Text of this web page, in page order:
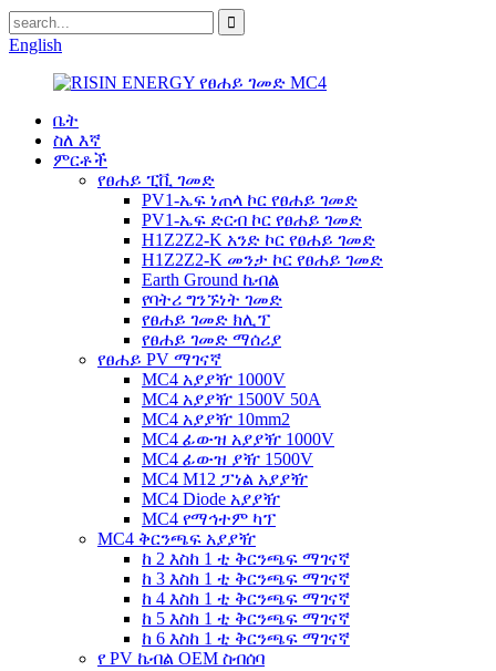
English
ቤት
ስለ እኛ
ምርቶች
የፀሐይ ፒቪ ገመድ
PV1-ኤፍ ነጠላ ኮር የፀሐይ ገመድ
PV1-ኤፍ ድርብ ኮር የፀሐይ ገመድ
H1Z2Z2-K አንድ ኮር የፀሐይ ገመድ
H1Z2Z2-K መንታ ኮር የፀሐይ ገመድ
Earth Ground ኬብል
የባትሪ ግንኙነት ገመድ
የፀሐይ ገመድ ክሊፕ
የፀሐይ ገመድ ማሰሪያ
የፀሐይ PV ማገናኛ
MC4 አያያዥ 1000V
MC4 አያያዥ 1500V 50A
MC4 አያያዥ 10mm2
MC4 ፊውዝ አያያዥ 1000V
MC4 ፊውዝ ያዥ 1500V
MC4 M12 ፓነል አያያዥ
MC4 Diode አያያዥ
MC4 የማኅተም ካፕ
MC4 ቅርንጫፍ አያያዥ
ከ 2 እስከ 1 ቲ ቅርንጫፍ ማገናኛ
ከ 3 እስከ 1 ቲ ቅርንጫፍ ማገናኛ
ከ 4 እስከ 1 ቲ ቅርንጫፍ ማገናኛ
ከ 5 እስከ 1 ቲ ቅርንጫፍ ማገናኛ
ከ 6 እስከ 1 ቲ ቅርንጫፍ ማገናኛ
የ PV ኬብል OEM ስብሰባ